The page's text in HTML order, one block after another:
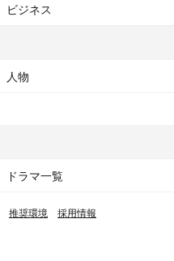
ビジネス
人物
ドラマ一覧
推奨環境 採用情報